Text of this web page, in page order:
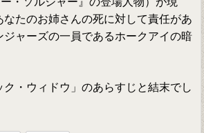
なたのお姉さんの死に対して責任があ
ジャーズの一員であるホークアイの暗
ク・ウィドウ」のあらすじと結末でし